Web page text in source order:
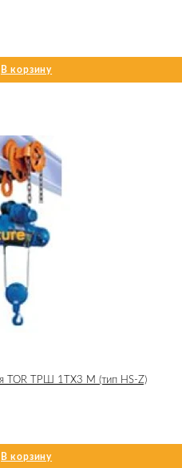
В корзину
TOR ТРШ 1ТХ3 М (тип HS-Z)
В корзину